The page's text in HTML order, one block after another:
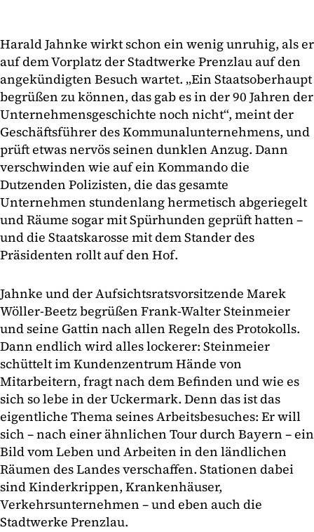
Harald Jahnke wirkt schon ein wenig unruhig, als er
auf dem Vorplatz der Stadtwerke Prenzlau auf den
angekündigten Besuch wartet. „Ein Staatsoberhaupt
begrüßen zu können, das gab es in der 90 Jahren der
Unternehmensgeschichte noch nicht“, meint der
Geschäftsführer des Kommunalunternehmens, und
prüft etwas nervös seinen dunklen Anzug. Dann
verschwinden wie auf ein Kommando die
Dutzenden Polizisten, die das gesamte
Unternehmen stundenlang hermetisch abgeriegelt
und Räume sogar mit Spürhunden geprüft hatten –
und die Staatskarosse mit dem Stander des
Präsidenten rollt auf den Hof.
Jahnke und der Aufsichtsratsvorsitzende Marek
Wöller-Beetz begrüßen Frank-Walter Steinmeier
und seine Gattin nach allen Regeln des Protokolls.
Dann endlich wird alles lockerer: Steinmeier
schüttelt im Kundenzentrum Hände von
Mitarbeitern, fragt nach dem Befinden und wie es
sich so lebe in der Uckermark. Denn das ist das
eigentliche Thema seines Arbeitsbesuches: Er will
sich – nach einer ähnlichen Tour durch Bayern – ein
Bild vom Leben und Arbeiten in den ländlichen
Räumen des Landes verschaffen. Stationen dabei
sind Kinderkrippen, Krankenhäuser,
Verkehrsunternehmen – und eben auch die
Stadtwerke Prenzlau.